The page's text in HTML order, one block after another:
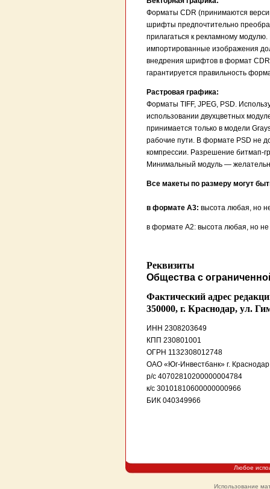
Форматы CDR (принимаются
шрифты предпочтительно
прилагаться к рекламному
импортированные изображения
внедрения шрифтов в формат
гарантируется правильность
Растровая графика:
Форматы TIFF, JPEG, PSD.
использовании двухцветных
принимается только в модели
рабочие пути. В формате PSD не
компрессии. Разрешение битмап-
Минимальный модуль —
Все макеты по размеру могут
в формате А3: высота любая, но
в формате А2: высота любая, но
Реквизиты
Общества с
Фактический адрес
350000, г. Краснодар, ул.
ИНН 2308203649
КПП 230801001
ОГРН 1132308012748
ОАО «Юг-Инвестбанк» г. Краснодар
р/с 40702810200000004784
к/с 30101810600000000966
БИК 040349966
Любое
Использование